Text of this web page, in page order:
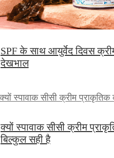
SPF के साथ आयुर्वेद दिवस
देखभाल
क्यों स्पावाक सीसी क्रीम
बिल्कुल सही है